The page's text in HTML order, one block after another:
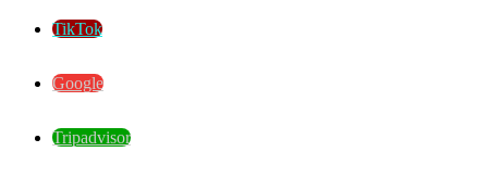
TikTok
Google
Tripadvisor